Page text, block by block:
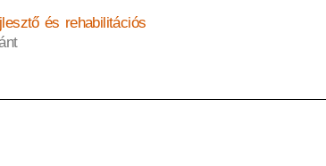
és rehabilitációs